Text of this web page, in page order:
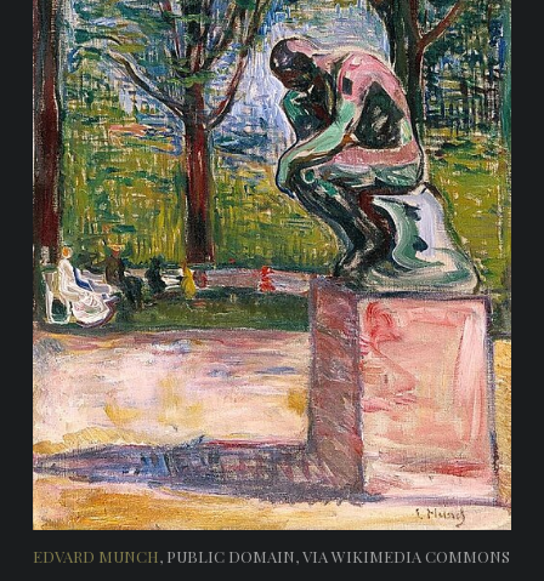
EDVARD MUNCH, PUBLIC DOMAIN, VIA WIKIMEDIA COMMONS